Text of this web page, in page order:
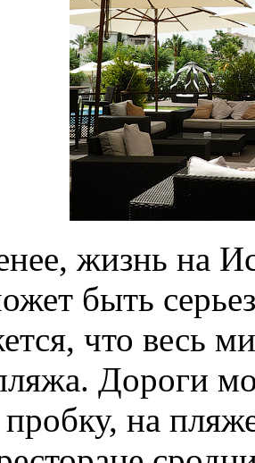
жизнь на
быть
что весь
Дороги
на